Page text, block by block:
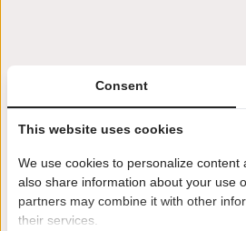
Consent
This website uses cookies
We use cookies to personalize
also share information about your use
partners may combine it with other
their services.